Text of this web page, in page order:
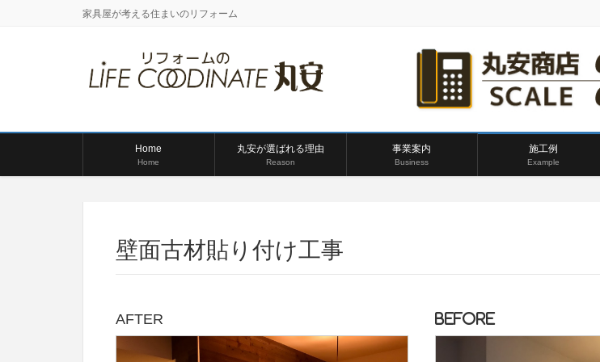
家具屋が考える住まいのリフォーム
Home
Home
丸安が選ばれる理由
Reason
事業案内
Business
施工例
Example
壁面古材貼り付け工事
BEFORE
AFTER